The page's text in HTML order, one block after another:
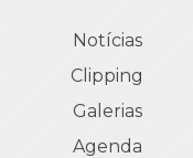
Notícias
Clipping
Galerias
Agenda